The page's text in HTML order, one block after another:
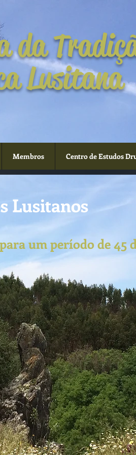
da
Lusitana
Membros Centro de Estudos
Lusitanos
para um período de 45